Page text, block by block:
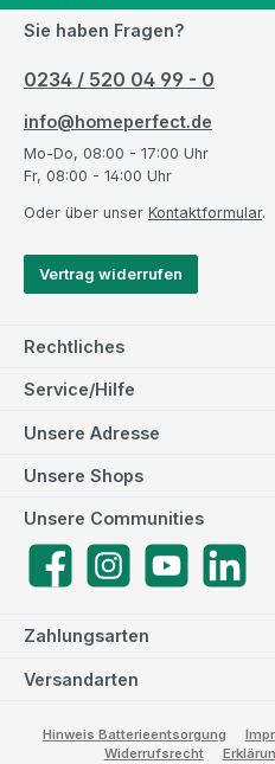
Sie haben Fragen?
0234 / 520 04 99 - 0
info@homeperfect.de
Mo-Do, 08:00 - 17:00 Uhr
Fr, 08:00 - 14:00 Uhr
Oder über unser Kontaktformular.
Vertrag widerrufen
Rechtliches
Service/Hilfe
Zahlungsarten
Versandarten
Unsere Adresse
Unsere Communities
FacebookInstagramYouTube
Unsere Shops
Hinweis Batterieentsorgung
Widerrufsrecht